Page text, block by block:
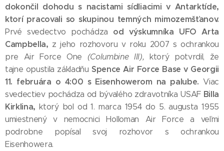
dokončil dohodu s nacistami sídliacimi v Antarktíde,
ktorí pracovali so skupinou temných mimozemšťanov.
Prvé svedectvo pochádza od výskumníka UFO Arta
Campbella, z jeho rozhovoru v roku 2007 s ochrankou
pre Air Force One (Columbine III), ktorý potvrdil, že
tajne opustila základňu Spence Air Force Base v Georgii
11. februára o 4:00 s Eisenhowerom na palube. Viac
svedectiev pochádza od bývalého zdravotníka USAF Billa
Kirklina, ktorý bol od 1. marca 1954 do 5. augusta 1955
umiestnený v nemocnici Holloman Air Force a veľmi
podrobne popísal svoj rozhovor s ochrankou
Eisenhowera.